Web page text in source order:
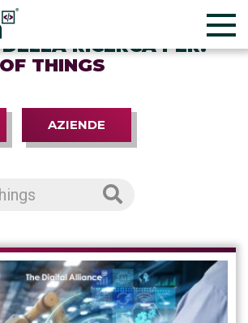
RICERCA PER:
THINGS
AZIENDE